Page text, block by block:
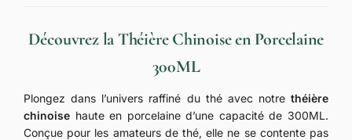
Découvrez la Théière Chinoise en Porcelaine
300ML
Plongez dans l’univers raffiné du thé avec notre théière
chinoise haute en porcelaine d’une capacité de 300ML.
Conçue pour les amateurs de thé, elle ne se contente pas